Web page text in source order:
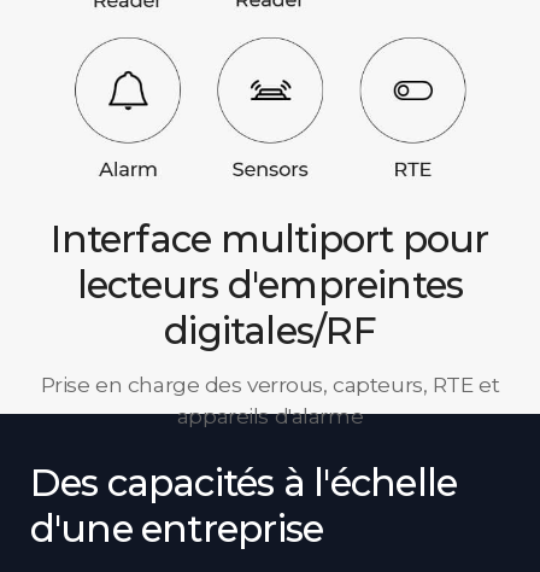
Interface multiport pour
lecteurs d'empreintes
digitales/RF
Prise en charge des verrous, capteurs, RTE et
appareils d'alarme
Des capacités à l'échelle
d'une entreprise